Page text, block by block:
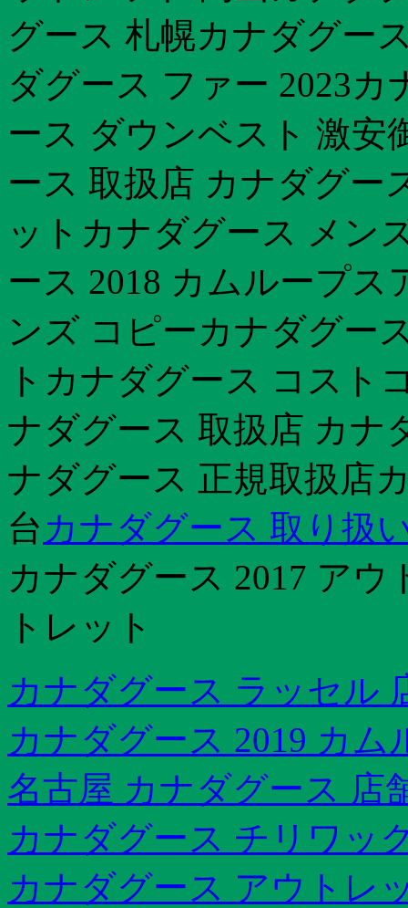
グース 札幌カナダグー
ダグース ファー 2023カ
ース ダウンベスト 激安
ース 取扱店 カナダグー
ットカナダグース メン
ース 2018 カムループ
ンズ コピーカナダグー
トカナダグース コスト
ナダグース 取扱店 カナ
ナダグース 正規取扱店
台 カナダグース 取り扱
カナダグース 2017 ア
トレット
カナダグース ラッセル
カナダグース 2019 カ
名古屋 カナダグース 店
カナダグース チリワッ
カナダグース アウトレ